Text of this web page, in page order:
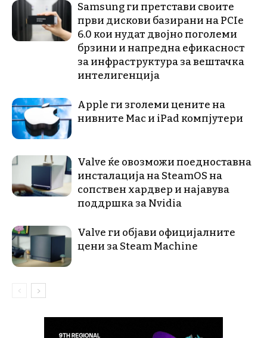
Samsung ги претстави своите
први дискови базирани на PCIe
6.0 кои нудат двојно поголеми
брзини и напредна ефикасност
за инфраструктура за вештачка
интелигенција
Apple ги зголеми цените на
нивните Mac и iPad компјутери
Valve ќе овозможи поедноставна
инсталација на SteamOS на
сопствен хардвер и најавува
поддршка за Nvidia
Valve ги објави официјалните
цени за Steam Machine